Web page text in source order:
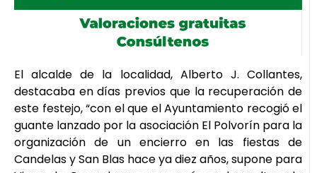
El alcalde de la localidad, Alberto J. Collantes,
destacaba en días previos que la recuperación de
este festejo, “con el que el Ayuntamiento recogió el
guante lanzado por la asociación El Polvorín para la
organización de un encierro en las fiestas de
Candelas y San Blas hace ya diez años, supone para